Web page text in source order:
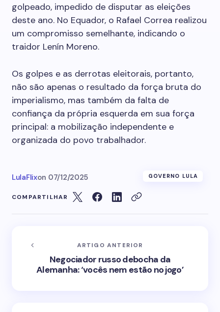
golpeado, impedido de disputar as eleições
deste ano. No Equador, o Rafael Correa realizou
um compromisso semelhante, indicando o
traidor Lenín Moreno.
Os golpes e as derrotas eleitorais, portanto,
não são apenas o resultado da força bruta do
imperialismo, mas também da falta de
confiança da própria esquerda em sua força
principal: a mobilização independente e
organizada do povo trabalhador.
LulaFlixon 07/12/2025 GOVERNO LULA
COMPARTILHAR
ARTIGO ANTERIOR
Negociador russo debocha da
Alemanha: ‘vocês nem estão no jogo’